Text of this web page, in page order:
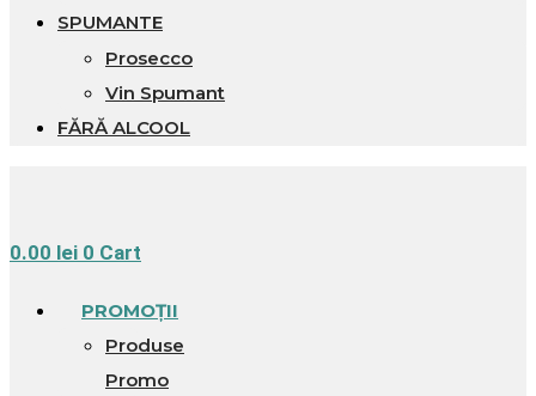
SPUMANTE
Prosecco
Vin Spumant
FĂRĂ ALCOOL
0.00 lei 0 Cart
PROMOȚII
Produse
Promo